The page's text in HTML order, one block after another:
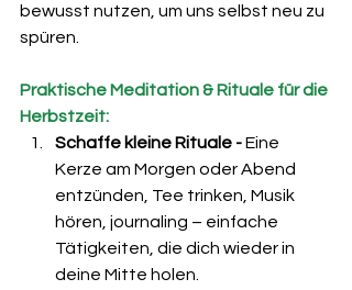
bewusst nutzen, um uns selbst neu zu
spüren.
Praktische Meditation & Rituale für die
Herbstzeit:
Schaffe kleine Rituale - Eine
Kerze am Morgen oder Abend
entzünden, Tee trinken, Musik
hören, journaling – einfache
Tätigkeiten, die dich wieder in
deine Mitte holen.